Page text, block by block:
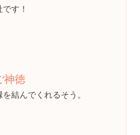
す！
神徳
結んでくれるそう。